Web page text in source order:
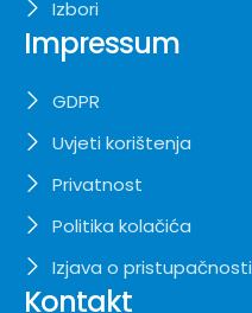
Izbori
Impressum
GDPR
Uvjeti korištenja
Privatnost
Politika kolačića
Izjava o pristupačnosti
Kontakt